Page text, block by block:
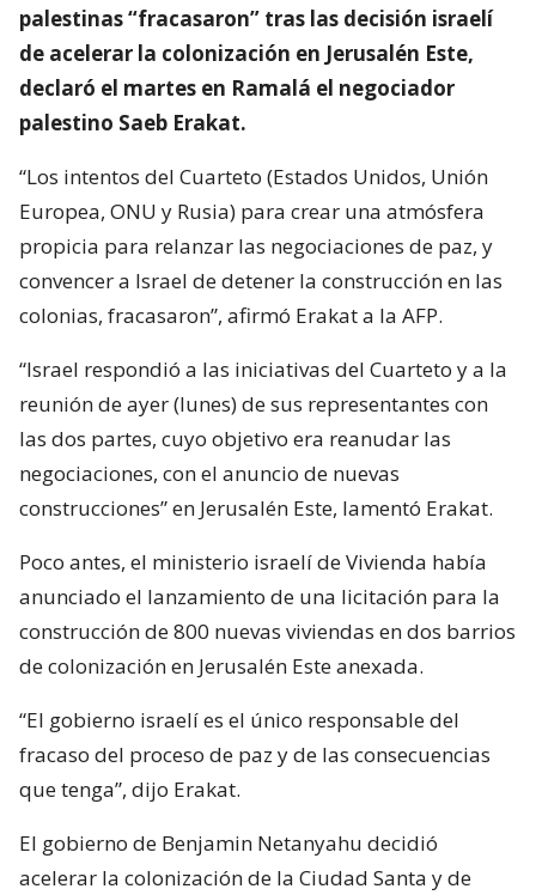
palestinas “fracasaron” tras las decisión israelí
de acelerar la colonización en Jerusalén Este,
declaró el martes en Ramalá el negociador
palestino Saeb Erakat.
“Los intentos del Cuarteto (Estados Unidos, Unión
Europea, ONU y Rusia) para crear una atmósfera
propicia para relanzar las negociaciones de paz, y
convencer a Israel de detener la construcción en las
colonias, fracasaron”, afirmó Erakat a la AFP.
“Israel respondió a las iniciativas del Cuarteto y a la
reunión de ayer (lunes) de sus representantes con
las dos partes, cuyo objetivo era reanudar las
negociaciones, con el anuncio de nuevas
construcciones” en Jerusalén Este, lamentó Erakat.
Poco antes, el ministerio israelí de Vivienda había
anunciado el lanzamiento de una licitación para la
construcción de 800 nuevas viviendas en dos barrios
de colonización en Jerusalén Este anexada.
“El gobierno israelí es el único responsable del
fracaso del proceso de paz y de las consecuencias
que tenga”, dijo Erakat.
El gobierno de Benjamin Netanyahu decidió
acelerar la colonización de la Ciudad Santa y de